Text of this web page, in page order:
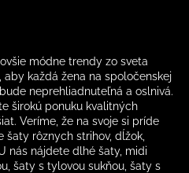
módne trendy zo sveta
každá žena na spoločenskej
neprehliadnuteľná a oslnivá.
širokú ponuku kvalitných
Veríme, že na svoje si príde
šaty rôznych strihov, dĺžok,
nás nájdete dlhé šaty, midi
šaty s tylovou sukňou, šaty s